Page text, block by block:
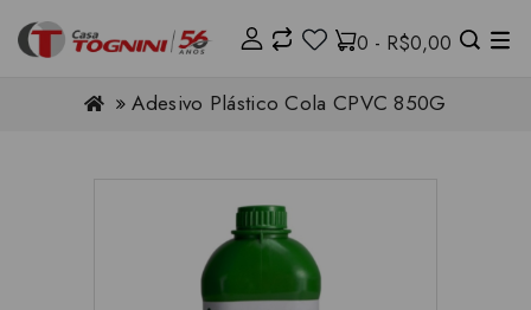
0 - R$0,00
Adesivo Plástico Cola CPVC 850G